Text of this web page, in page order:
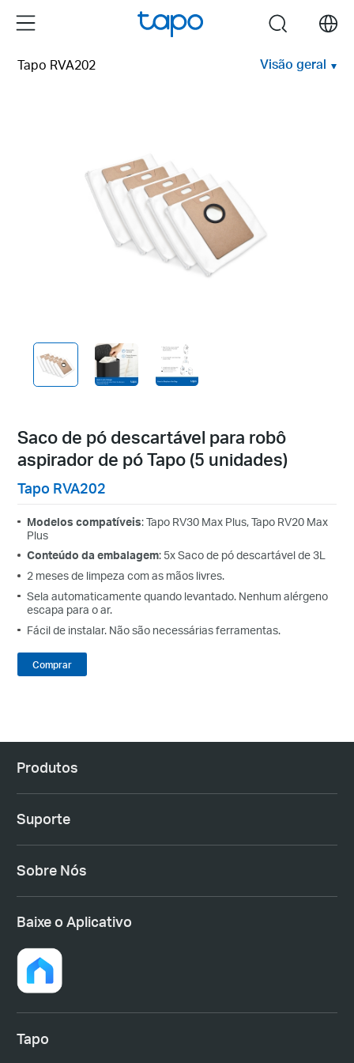
Menu search
Tapo RVA202 Visão geral
Saco de pó descartável para robô
aspirador de pó Tapo (5 unidades)
Tapo RVA202
Modelos compatíveis: Tapo RV30 Max Plus, Tapo RV20 Max
Plus
Conteúdo da embalagem: 5x Saco de pó descartável de 3L
2 meses de limpeza com as mãos livres.
Sela automaticamente quando levantado. Nenhum alérgeno
escapa para o ar.
Fácil de instalar. Não são necessárias ferramentas.
Comprar
Produtos
Suporte
Sobre Nós
Baixe o Aplicativo
Tapo